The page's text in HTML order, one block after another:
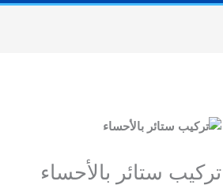
تركيب ستائر بالأحساء